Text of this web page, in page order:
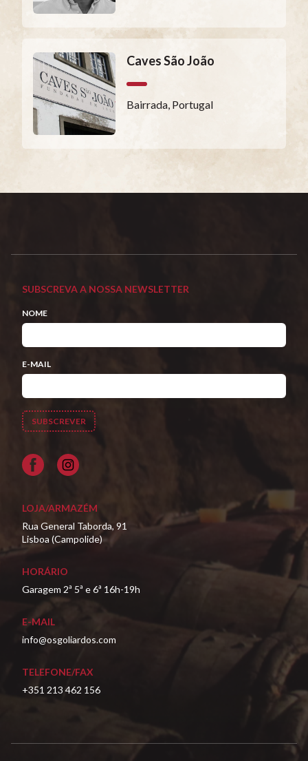
Caves São João
Bairrada, Portugal
SUBSCREVA A NOSSA NEWSLETTER
NOME
E-MAIL
Facebook
LOJA/ARMAZÉM
Rua General Taborda, 91
Lisboa (Campolide)
HORÁRIO
Garagem 2ª 5ª e 6ª 16h-19h
E-MAIL
info@osgoliardos.com
TELEFONE/FAX
+351 213 462 156